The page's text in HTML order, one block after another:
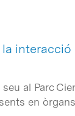
interacció
al Parc
en